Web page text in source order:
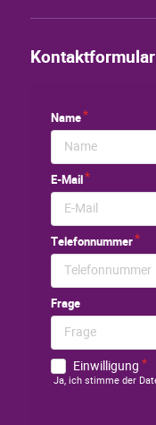
Kontaktformular